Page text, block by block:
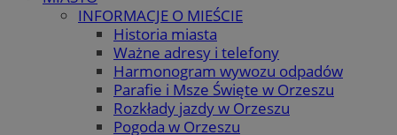
INFORMACJE O MIEŚCIE
Historia miasta
Ważne adresy i telefony
Harmonogram wywozu odpadów
Parafie i Msze Święte w Orzeszu
Rozkłady jazdy w Orzeszu
Pogoda w Orzeszu